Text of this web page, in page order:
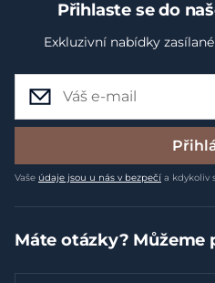
Přihlaste se do
Exkluzivní nabídky
Vaše údaje jsou u nás v bezpečí a kdykoliv
Máte otázky? Můžeme